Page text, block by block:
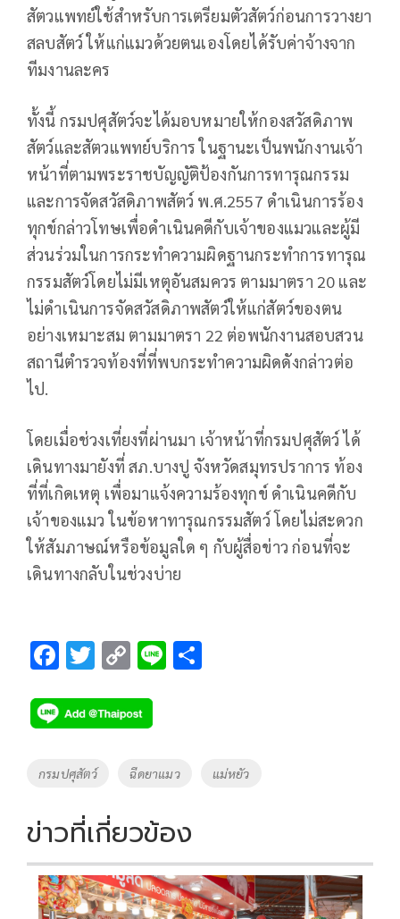
สัตวแพทย์ใช้สำหรับการเตรียมตัวสัตว์ก่อนการวางยา
สลบสัตว์ ให้แก่แมวด้วยตนเองโดยได้รับค่าจ้างจาก
ทีมงานละคร
ทั้งนี้ กรมปศุสัตว์จะได้มอบหมายให้กองสวัสดิภาพ
สัตว์และสัตวแพทย์บริการ ในฐานะเป็นพนักงานเจ้า
หน้าที่ตามพระราชบัญญัติป้องกันการทารุณกรรม
และการจัดสวัสดิภาพสัตว์ พ.ศ.2557 ดำเนินการร้อง
ทุกข์กล่าวโทษเพื่อดำเนินคดีกับเจ้าของแมวและผู้มี
ส่วนร่วมในการกระทำความผิดฐานกระทำการทารุณ
กรรมสัตว์โดยไม่มีเหตุอันสมควร ตามมาตรา 20 และ
ไม่ดำเนินการจัดสวัสดิภาพสัตว์ให้แก่สัตว์ของตน
อย่างเหมาะสม ตามมาตรา 22 ต่อพนักงานสอบสวน
สถานีตำรวจท้องที่ที่พบกระทำความผิดดังกล่าวต่อ
ไป.
โดยเมื่อช่วงเที่ยงที่ผ่านมา เจ้าหน้าที่กรมปศุสัตว์ ได้
เดินทางมายังที่ สภ.บางปู จังหวัดสมุทรปราการ ท้อง
ที่ที่เกิดเหตุ เพื่อมาแจ้งความร้องทุกข์ ดำเนินคดีกับ
เจ้าของแมว ในข้อหาทารุณกรรมสัตว์ โดยไม่สะดวก
ให้สัมภาษณ์หรือข้อมูลใด ๆ กับผู้สื่อข่าว ก่อนที่จะ
เดินทางกลับในช่วงบ่าย
F
e
b
o
k
T
tt
er
C
p
y
Li
k
Li
Tags
กรมปศุสัตว์ ฉีดยาแมว แม่หยัว
ข่าวที่เกี่ยวข้อง